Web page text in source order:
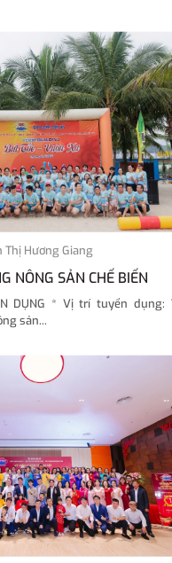
Thị Hương Giang
NÔNG SẢN CHẾ BIẾN
DỤNG * Vị trí tuyển dụng:
sản...